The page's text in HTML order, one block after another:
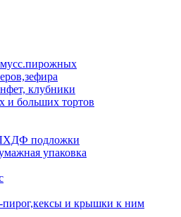
мусс.пирожных
клубники
и больших тортов
подложки
упаковка
и крышки к ним